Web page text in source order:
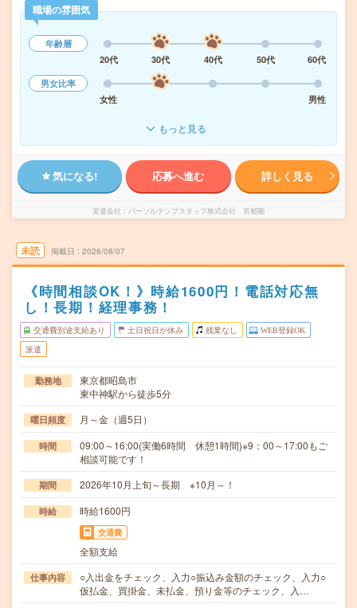
職場の雰囲気
年齢層
20代
30代 40代 50代
60代
男女比率
女性
男性
もっと見る
気になる! 応募へ進む 詳しく見る
派遣会社 パーソルテンプスタッフ株式会社 首都圏
未読 掲載日 2026/08/07
《時間相談OK！》時給1600円！電話対応無
し！長期！経理事務！
交通費別途支給あり 土日祝日が休み 残業なし WEB登録OK
派遣
勤務地
東京都昭島市
東中神駅から徒歩5分
曜日頻度 月～金（週5日）
時間
09:00～16:00(実働6時間 休憩1時間)※9：00～17:00もご
相談可能です！
期間 2026年10月上旬～長期 ※10月～！
時給 時給1600円
交通費
全額支給
仕事内容
○入出金をチェック、入力○振込み金額のチェック、入力○
仮払金、買掛金、未払金、預り金等のチェック、入…